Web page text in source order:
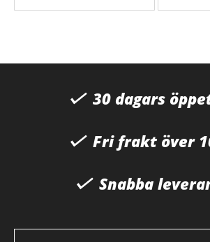
30 dagars
Fri frakt över
Snabba